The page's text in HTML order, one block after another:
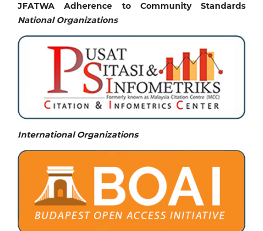
JFATWA Adherence to Community Standards
National Organizations
International Organizations